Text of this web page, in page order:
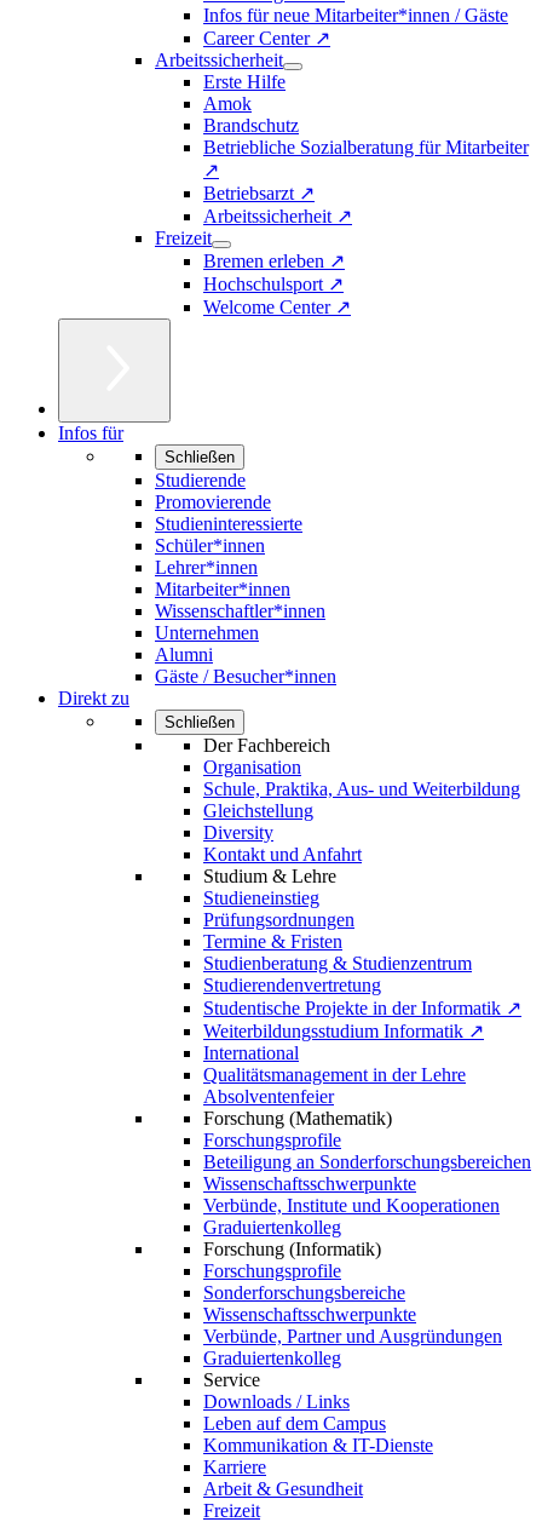
Infos für neue Mitarbeiter*innen / Gäste
Career Center ↗
Arbeitssicherheit
Erste Hilfe
Amok
Brandschutz
Betriebliche Sozialberatung für Mitarbeiter
↗
Betriebsarzt ↗
Arbeitssicherheit ↗
Freizeit
Bremen erleben ↗
Hochschulsport ↗
Welcome Center ↗
Infos für
Schließen
Studierende
Promovierende
Studieninteressierte
Schüler*innen
Lehrer*innen
Mitarbeiter*innen
Wissenschaftler*innen
Unternehmen
Alumni
Gäste / Besucher*innen
Direkt zu
Schließen
Der Fachbereich
Organisation
Schule, Praktika, Aus- und Weiterbildung
Gleichstellung
Diversity
Kontakt und Anfahrt
Studium & Lehre
Studieneinstieg
Prüfungsordnungen
Termine & Fristen
Studienberatung & Studienzentrum
Studierendenvertretung
Studentische Projekte in der Informatik ↗
Weiterbildungsstudium Informatik ↗
International
Qualitätsmanagement in der Lehre
Absolventenfeier
Forschung (Mathematik)
Forschungsprofile
Beteiligung an Sonderforschungsbereichen
Wissenschaftsschwerpunkte
Verbünde, Institute und Kooperationen
Graduiertenkolleg
Forschung (Informatik)
Forschungsprofile
Sonderforschungsbereiche
Wissenschaftsschwerpunkte
Verbünde, Partner und Ausgründungen
Graduiertenkolleg
Service
Downloads / Links
Leben auf dem Campus
Kommunikation & IT-Dienste
Karriere
Arbeit & Gesundheit
Freizeit